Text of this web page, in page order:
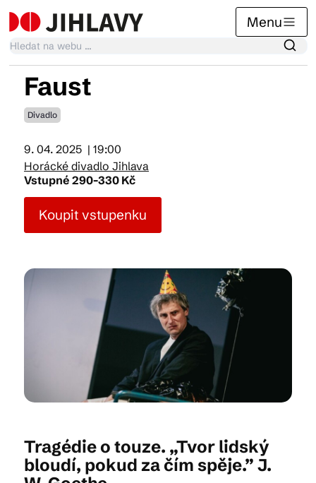
Menu
Kalendář akcí
Tradiční akce
Články
Faust
Divadlo
9. 04. 2025 | 19:00
Horácké divadlo Jihlava
Vstupné 290-330 Kč
Koupit vstupenku
Tragédie o touze. „Tvor lidský
bloudí, pokud za čím spěje.” J.